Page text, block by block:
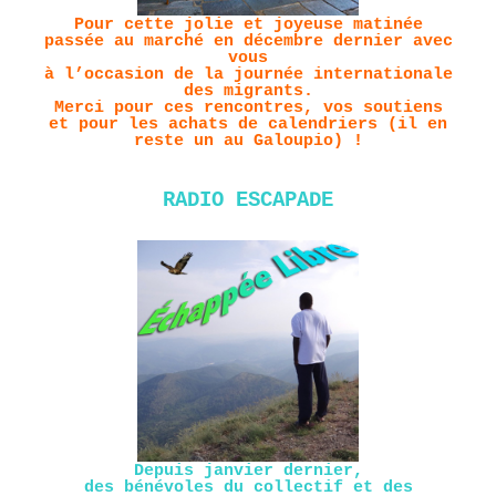
Pour cette jolie et joyeuse matinée
passée au marché en décembre dernier avec
vous
à l’occasion de la journée internationale
des migrants.
Merci pour ces rencontres, vos soutiens
et pour les achats de calendriers (il en
reste un au Galoupio) !
RADIO ESCAPADE
Depuis janvier dernier,
des bénévoles du collectif et des